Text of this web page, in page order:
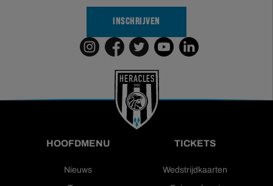
INSCHRIJVEN
HOOFDMENU
Nieuws
TICKETS
Wedstrijdkaarten